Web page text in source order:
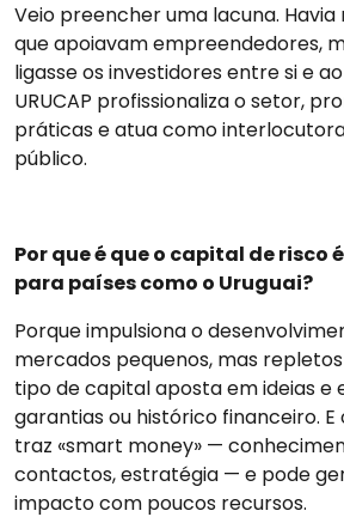
Veio preencher uma lacuna.
que apoiavam empreendedores,
ligasse os investidores entre si e
URUCAP profissionaliza o setor,
práticas e atua como
público.
Por que é que o capital de
para países como o Uruguai?
Porque impulsiona o
mercados pequenos, mas
tipo de capital aposta em ideias e
garantias ou histórico financeiro.
traz «smart money» —
contactos, estratégia — e pode
impacto com poucos recursos.